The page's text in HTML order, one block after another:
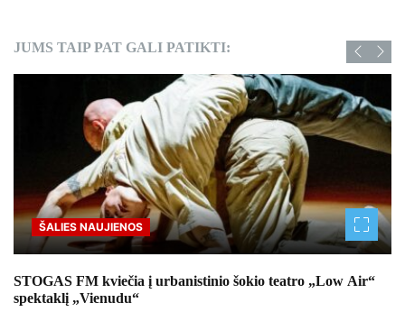
JUMS TAIP PAT GALI PATIKTI:
ŠALIES NAUJIENOS
STOGAS FM kviečia į urbanistinio šokio teatro „Low Air“
spektaklį „Vienudu“